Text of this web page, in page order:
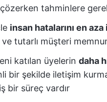
tahminlere
insan hatalarını en
tutarlı müşteri
katılan üyelerin daha
bir şekilde iletişim
bir süreç vardır